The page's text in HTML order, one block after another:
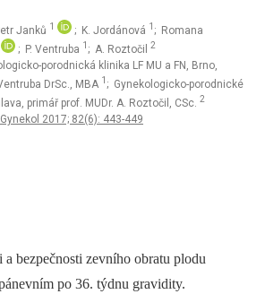
Janků 1 ; K. Jordánová 1 ; Romana
; P. Ventruba 1 ; A. Roztočil 2
porodnická klinika LF MU a FN, Brno,
DrSc., MBA 1 ; Gynekologicko-porodnické
primář prof. MUDr. A. Roztočil, CSc. 2
2017; 82(6): 443-449
a bezpečnosti zevního obratu plodu
po 36. týdnu gravidity.